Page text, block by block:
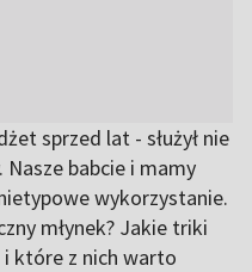
sprzed lat - służył nie
babcie i mamy
wykorzystanie.
młynek? Jakie triki
które z nich warto